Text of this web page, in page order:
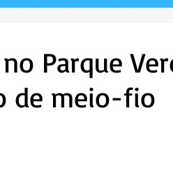
Parque
de meio-fio